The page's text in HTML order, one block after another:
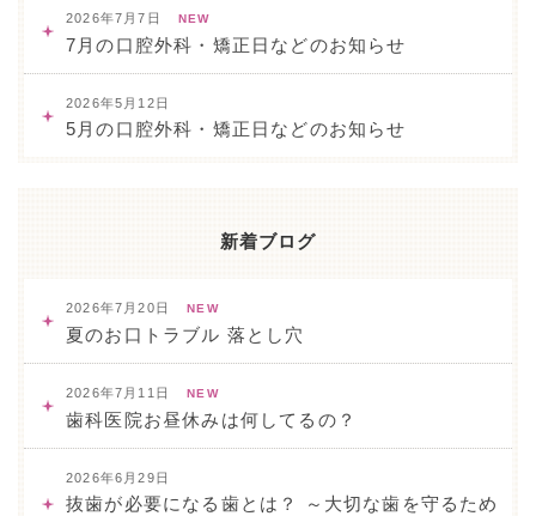
2026年7月7日 NEW
7月の口腔外科・矯正日などのお知らせ
2026年5月12日
5月の口腔外科・矯正日などのお知らせ
新着ブログ
2026年7月20日 NEW
夏のお口トラブル 落とし穴
2026年7月11日 NEW
歯科医院お昼休みは何してるの？
2026年6月29日
抜歯が必要になる歯とは？ ～大切な歯を守るため